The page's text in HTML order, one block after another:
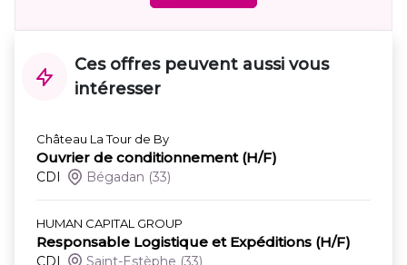
Ces offres peuvent aussi vous
intéresser
Château La Tour de By
Ouvrier de conditionnement (H/F)
CDI Bégadan (33)
HUMAN CAPITAL GROUP
Responsable Logistique et Expéditions (H/F)
CDI Saint-Estèphe (33)